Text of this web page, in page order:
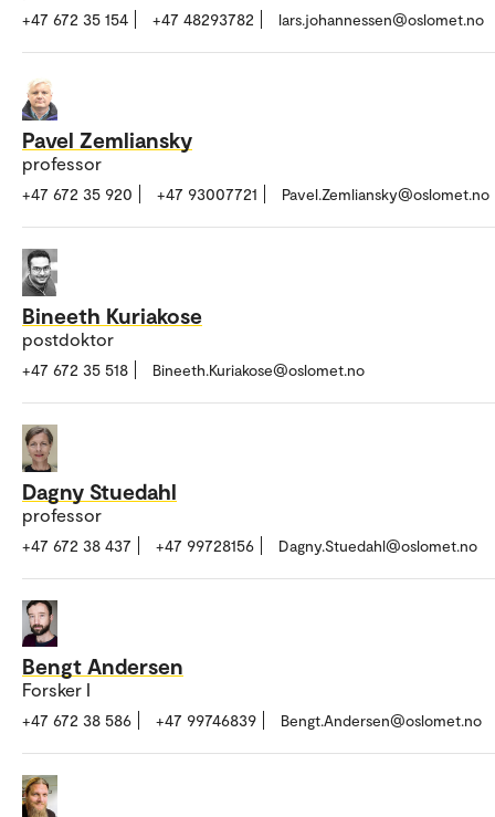
+47 672 35 154 +47 48293782 lars.johannessen@oslomet.no
Pavel Zemliansky
professor
+47 672 35 920 +47 93007721 Pavel.Zemliansky@oslomet.no
Bineeth Kuriakose
postdoktor
+47 672 35 518 Bineeth.Kuriakose@oslomet.no
Dagny Stuedahl
professor
+47 672 38 437 +47 99728156 Dagny.Stuedahl@oslomet.no
Bengt Andersen
Forsker I
+47 672 38 586 +47 99746839 Bengt.Andersen@oslomet.no